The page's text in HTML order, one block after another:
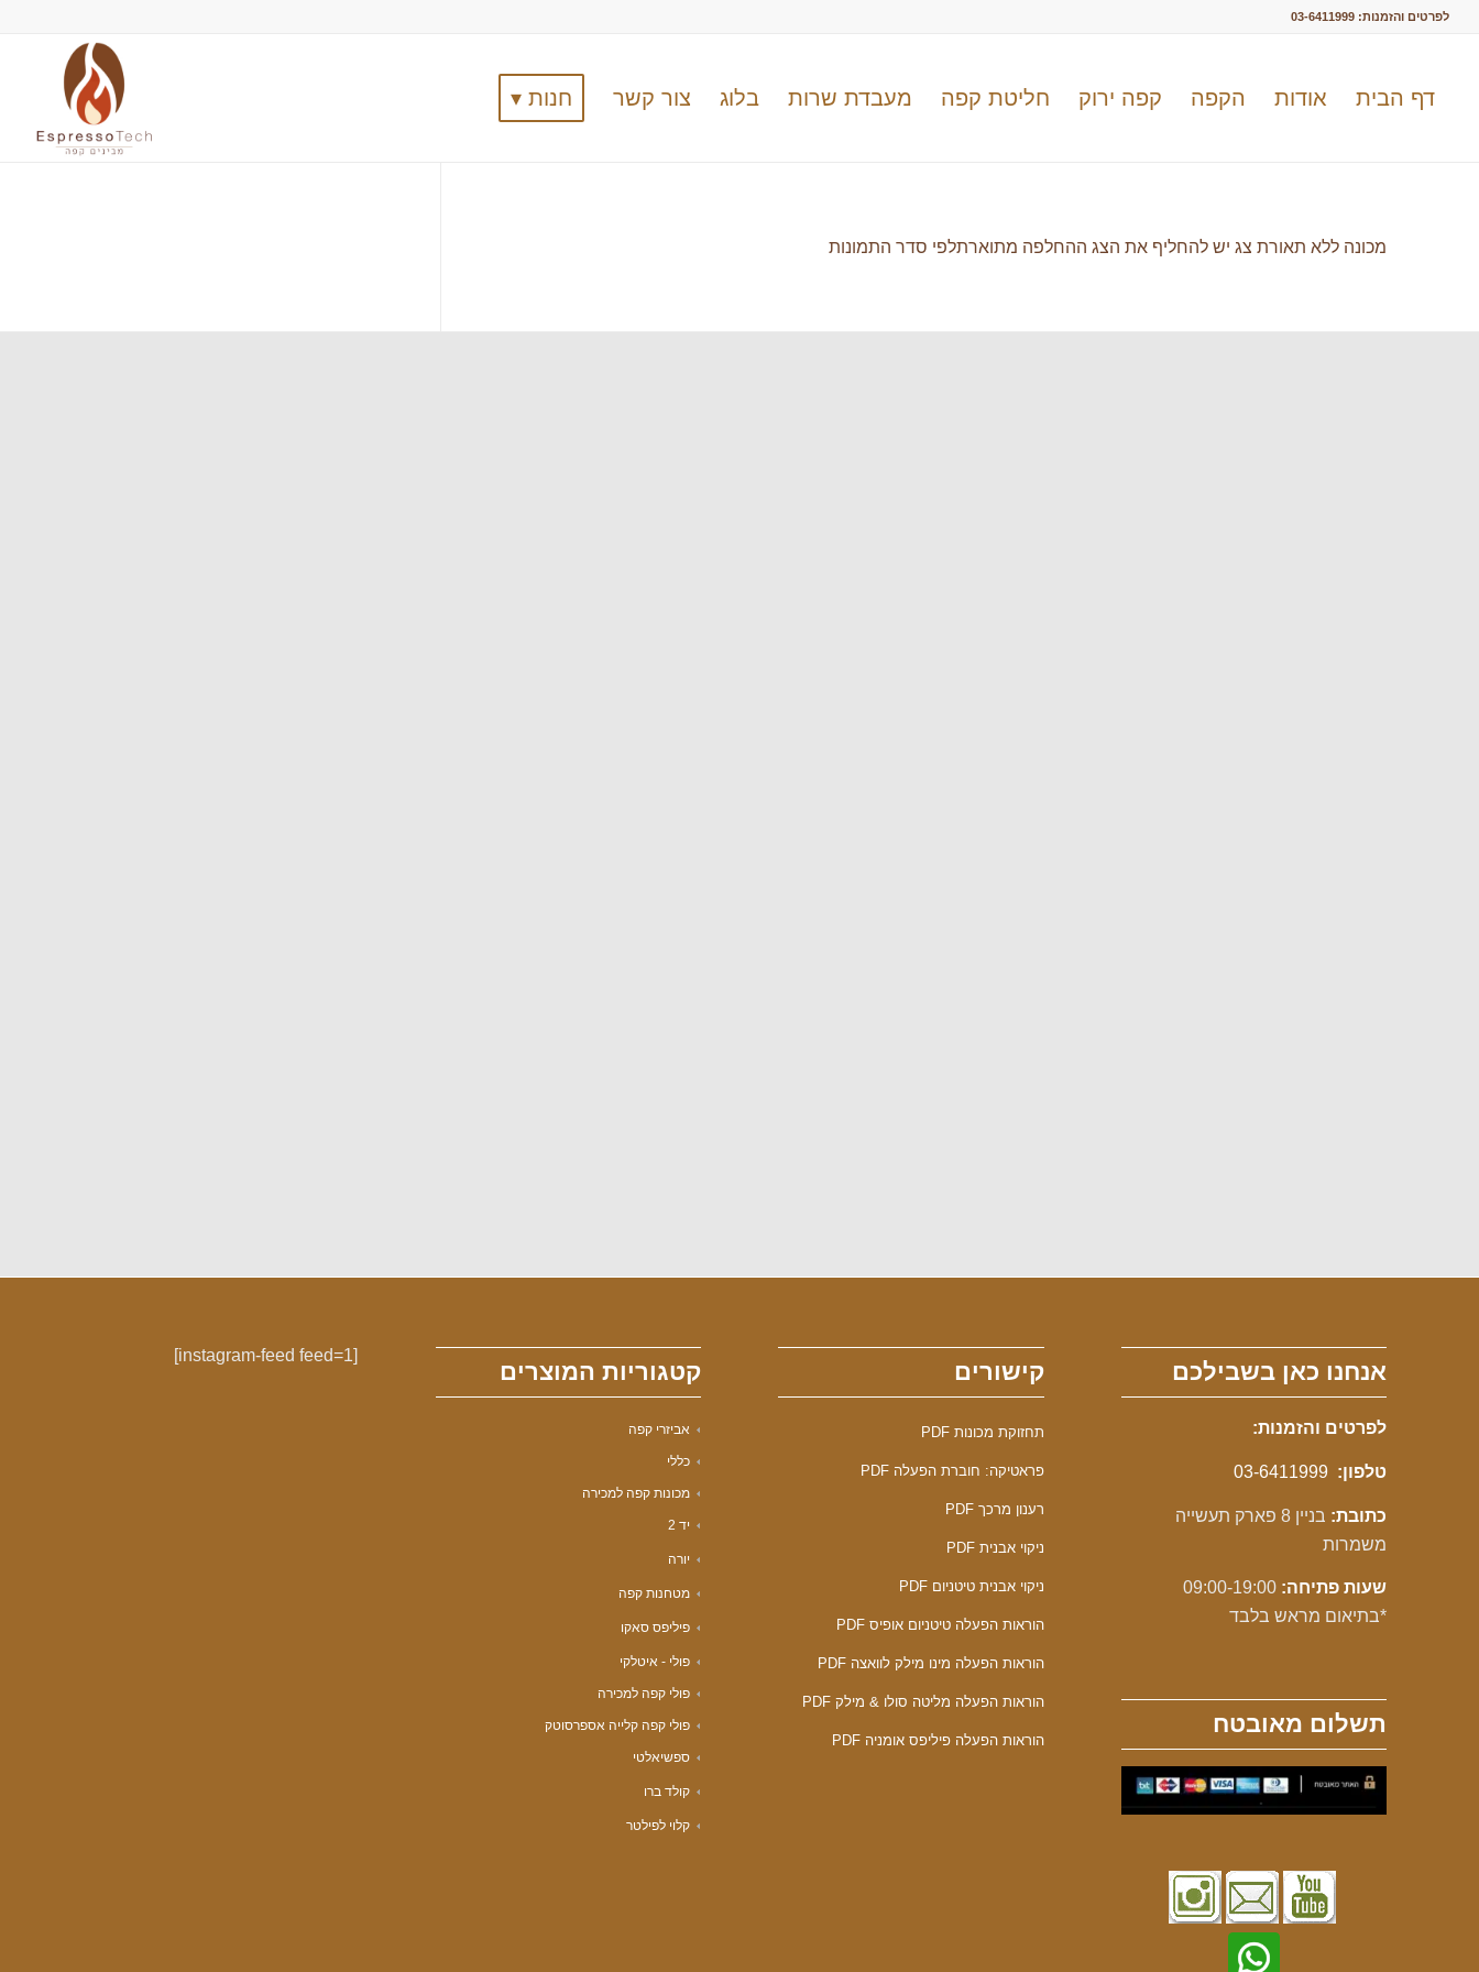
לפרטים והזמנות: 03-6411999
דף הבית אודות הקפה קפה ירוק חליטת קפה מעבדת שרות בלוג צור קשר חנות ▾
מכונה ללא תאורת צג יש להחליף את הצג ההחלפה מתוארתלפי סדר התמונות
אנחנו כאן בשבילכם
לפרטים והזמנות:
טלפון: 03-6411999
כתובת:
בניין 8 פארק תעשייה
משמרות
שעות פתיחה:
*בתיאום מראש בלבד
תשלום מאובטח
קישורים
תחזוקת מכונות PDF
פראטיקה: חוברת הפעלה PDF
רענון מרכך PDF
ניקוי אבנית PDF
ניקוי אבנית טיטניום PDF
הוראות הפעלה טיטניום אופיס PDF
הוראות הפעלה מינו מילק לוואצה PDF
הוראות הפעלה מליטה סולו & מילק PDF
הוראות הפעלה פיליפס אומניה PDF
קטגוריות המוצרים
אביזרי קפה
כללי
מכונות קפה למכירה
יד 2
יורה
מטחנות קפה
פיליפס סאקו
פולי - איטלקי
פולי קפה למכירה
פולי קפה קלייה אספרסוטק
ספשיאלטי
קולד ברו
קלוי לפילטר
[instagram-feed feed=1]